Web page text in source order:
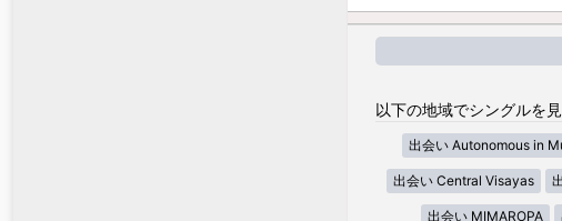
以下の地域でシングルを
出会い Autonomous in
出会い Central Visayas
出会い MIMAROPA